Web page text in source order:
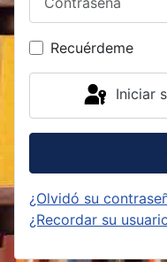
Recuérdeme
Iniciar
¿Olvidó su
¿Recordar su